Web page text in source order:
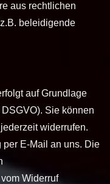
aus rechtlichen
beleidigende
auf Grundlage
Sie können
widerrufen.
per E-Mail an uns. Die
Widerruf